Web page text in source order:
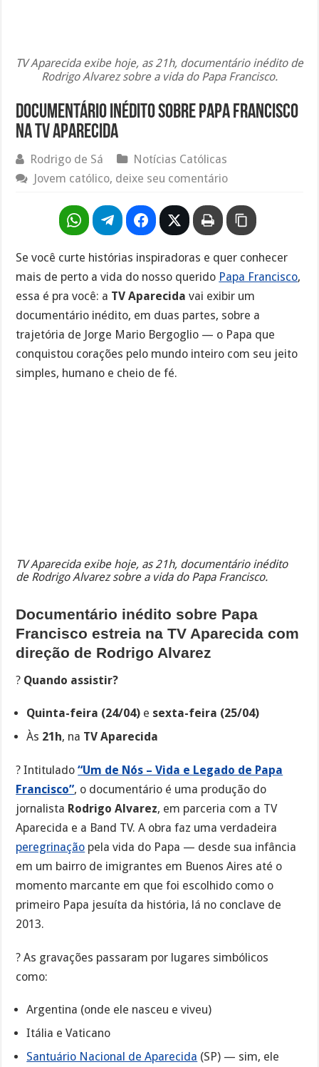
TV Aparecida exibe hoje, as 21h, documentário inédito de
Rodrigo Alvarez sobre a vida do Papa Francisco.
Documentário inédito sobre Papa Francisco
na TV Aparecida
Rodrigo de Sá
Notícias Católicas
Jovem católico, deixe seu comentário
Se você curte histórias inspiradoras e quer conhecer
mais de perto a vida do nosso querido Papa Francisco,
essa é pra você: a TV Aparecida vai exibir um
documentário inédito, em duas partes, sobre a
trajetória de Jorge Mario Bergoglio — o Papa que
conquistou corações pelo mundo inteiro com seu jeito
simples, humano e cheio de fé.
TV Aparecida exibe hoje, as 21h, documentário inédito
de Rodrigo Alvarez sobre a vida do Papa Francisco.
Documentário inédito sobre Papa
Francisco estreia na TV Aparecida com
direção de Rodrigo Alvarez
? Quando assistir?
Quinta-feira (24/04) e sexta-feira (25/04)
Às 21h, na TV Aparecida
? Intitulado“Um de Nós – Vida e Legado de Papa
Francisco”, o documentário é uma produção do
jornalista Rodrigo Alvarez, em parceria com a TV
Aparecida e a Band TV. A obra faz uma verdadeira
peregrinação pela vida do Papa — desde sua infância
em um bairro de imigrantes em Buenos Aires até o
momento marcante em que foi escolhido como o
primeiro Papa jesuíta da história, lá no conclave de
2013.
? As gravações passaram por lugares simbólicos
como:
Argentina (onde ele nasceu e viveu)
Itália e Vaticano
Santuário Nacional de Aparecida (SP) — sim, ele